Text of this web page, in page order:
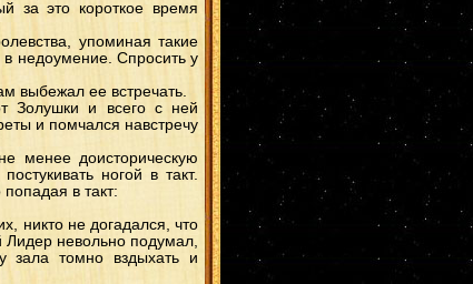
за это короткое время
упоминая такие
недоумение. Спросить у
выбежал ее встречать.
Золушки и всего с ней
и помчался навстречу
менее доисторическую
ногой в такт.
в такт:
никто не догадался, что
Лидер невольно подумал,
зала томно вздыхать и